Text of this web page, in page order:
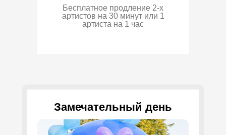
Бесплатное продление 2-х
артистов на 30 минут или 1
артиста на 1 час
Замечательный день